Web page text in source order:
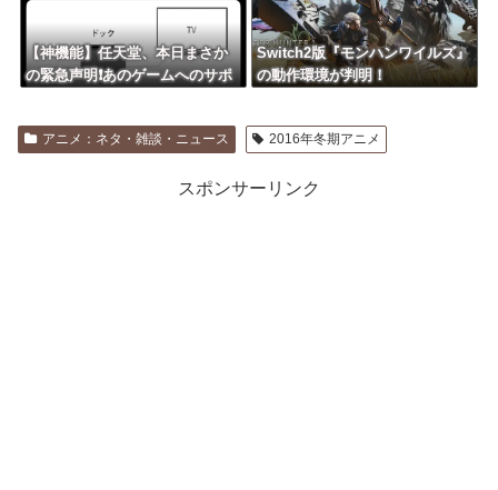
【神機能】任天堂、本日まさか
の緊急声明❗あのゲームへのサポ
Switch2版『モンハンワイルズ』
の動作環境が判明！
アニメ：ネタ・雑談・ニュース 2016年冬期アニメ
スポンサーリンク